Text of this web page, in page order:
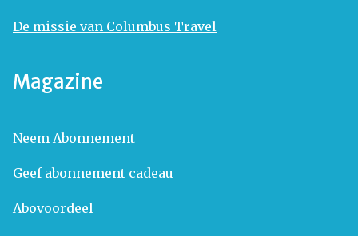
De missie van Columbus Travel
Magazine
Neem Abonnement
Geef abonnement cadeau
Abovoordeel